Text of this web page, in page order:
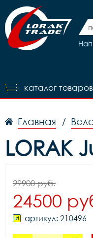
каталог товаров
Главная /
LORAK
29900 руб.
24500
артикул: 210496